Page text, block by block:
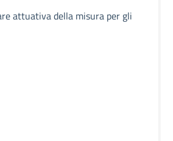
attuativa della misura per gli